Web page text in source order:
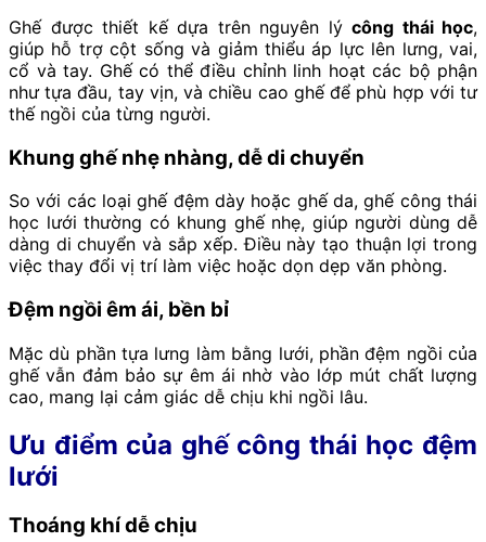
Ghế được thiết kế dựa trên nguyên lý công thái học,
giúp hỗ trợ cột sống và giảm thiểu áp lực lên lưng, vai,
cổ và tay. Ghế có thể điều chỉnh linh hoạt các bộ phận
như tựa đầu, tay vịn, và chiều cao ghế để phù hợp với tư
thế ngồi của từng người.
Khung ghế nhẹ nhàng, dễ di chuyển
So với các loại ghế đệm dày hoặc ghế da, ghế công thái
học lưới thường có khung ghế nhẹ, giúp người dùng dễ
dàng di chuyển và sắp xếp. Điều này tạo thuận lợi trong
việc thay đổi vị trí làm việc hoặc dọn dẹp văn phòng.
Đệm ngồi êm ái, bền bỉ
Mặc dù phần tựa lưng làm bằng lưới, phần đệm ngồi của
ghế vẫn đảm bảo sự êm ái nhờ vào lớp mút chất lượng
cao, mang lại cảm giác dễ chịu khi ngồi lâu.
Ưu điểm của ghế công thái học đệm
lưới
Thoáng khí dễ chịu